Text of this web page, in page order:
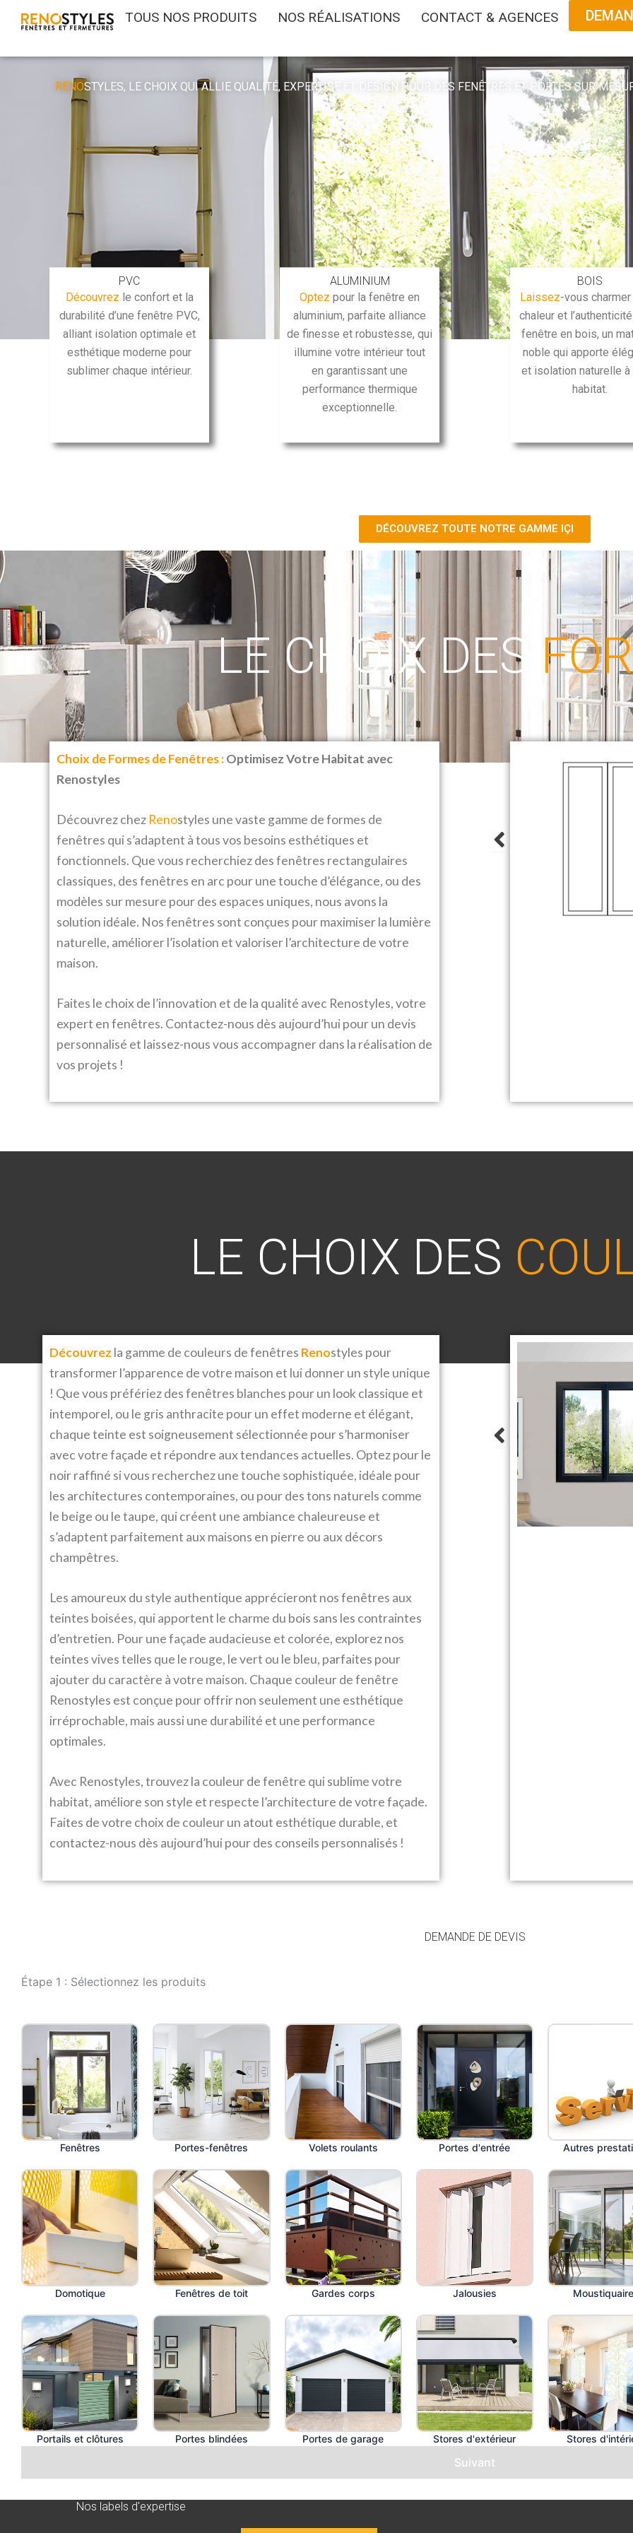
TOUS NOS PRODUITS NOS RÉALISATIONS CONTACT & AGENCES
RENOSTYLES, LE CHOIX QUI ALLIE QUALITÉ, EXPERTISE ET DESIGN POUR DES FENÊTRES ET PORTES SUR
PVC
Découvrez le confort et la
durabilité d’une fenêtre PVC,
alliant isolation optimale et
esthétique moderne pour
sublimer chaque intérieur.
ALUMINIUM
Optez pour la fenêtre en
aluminium, parfaite alliance
de finesse et robustesse, qui
illumine votre intérieur tout
en garantissant une
performance thermique
exceptionnelle.
BOIS
Laissez-vous charmer
chaleur et l’authenticité
fenêtre en bois, un
noble qui apporte
et isolation naturelle
habitat.
DÉCOUVREZ TOUTE NOTRE GAMME IÇI
LE CHOIX DES
Choix de Formes de Fenêtres :Optimisez Votre Habitat avec
Renostyles
Découvrez chez Renostyles une vaste gamme de formes de
fenêtres qui s’adaptent à tous vos besoins esthétiques et
fonctionnels. Que vous recherchiez des fenêtres rectangulaires
classiques, des fenêtres en arc pour une touche d’élégance, ou des
modèles sur mesure pour des espaces uniques, nous avons la
solution idéale. Nos fenêtres sont conçues pour maximiser la lumière
naturelle, améliorer l’isolation et valoriser l’architecture de votre
maison.
Faites le choix de l’innovation et de la qualité avec Renostyles, votre
expert en fenêtres. Contactez-nous dès aujourd’hui pour un devis
personnalisé et laissez-nous vous accompagner dans la réalisation de
vos projets !
LE CHOIX DES
Découvrez la gamme de couleurs de fenêtres Renostyles pour
transformer l’apparence de votre maison et lui donner un style unique
! Que vous préfériez des fenêtres blanches pour un look classique et
intemporel, ou le gris anthracite pour un effet moderne et élégant,
chaque teinte est soigneusement sélectionnée pour s’harmoniser
avec votre façade et répondre aux tendances actuelles. Optez pour le
noir raffiné si vous recherchez une touche sophistiquée, idéale pour
les architectures contemporaines, ou pour des tons naturels comme
le beige ou le taupe, qui créent une ambiance chaleureuse et
s’adaptent parfaitement aux maisons en pierre ou aux décors
champêtres.
Les amoureux du style authentique apprécieront nos fenêtres aux
teintes boisées, qui apportent le charme du bois sans les contraintes
d’entretien. Pour une façade audacieuse et colorée, explorez nos
teintes vives telles que le rouge, le vert ou le bleu, parfaites pour
ajouter du caractère à votre maison. Chaque couleur de fenêtre
Renostyles est conçue pour offrir non seulement une esthétique
irréprochable, mais aussi une durabilité et une performance
optimales.
Avec Renostyles, trouvez la couleur de fenêtre qui sublime votre
habitat, améliore son style et respecte l’architecture de votre façade.
Faites de votre choix de couleur un atout esthétique durable, et
contactez-nous dès aujourd’hui pour des conseils personnalisés !
DEMANDE DE DEVIS
Étape 1 : Sélectionnez les produits
Fenêtres Portes-fenêtres Volets roulants Portes d'entrée Autres
Domotique Fenêtres de toit Gardes corps Jalousies
Portails et clôtures Portes blindées Portes de garage Stores d'extérieur Stores
Suivant
Nos labels d'expertise